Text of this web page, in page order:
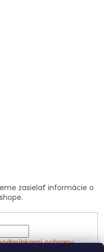
zasielať informácie o
ochrany